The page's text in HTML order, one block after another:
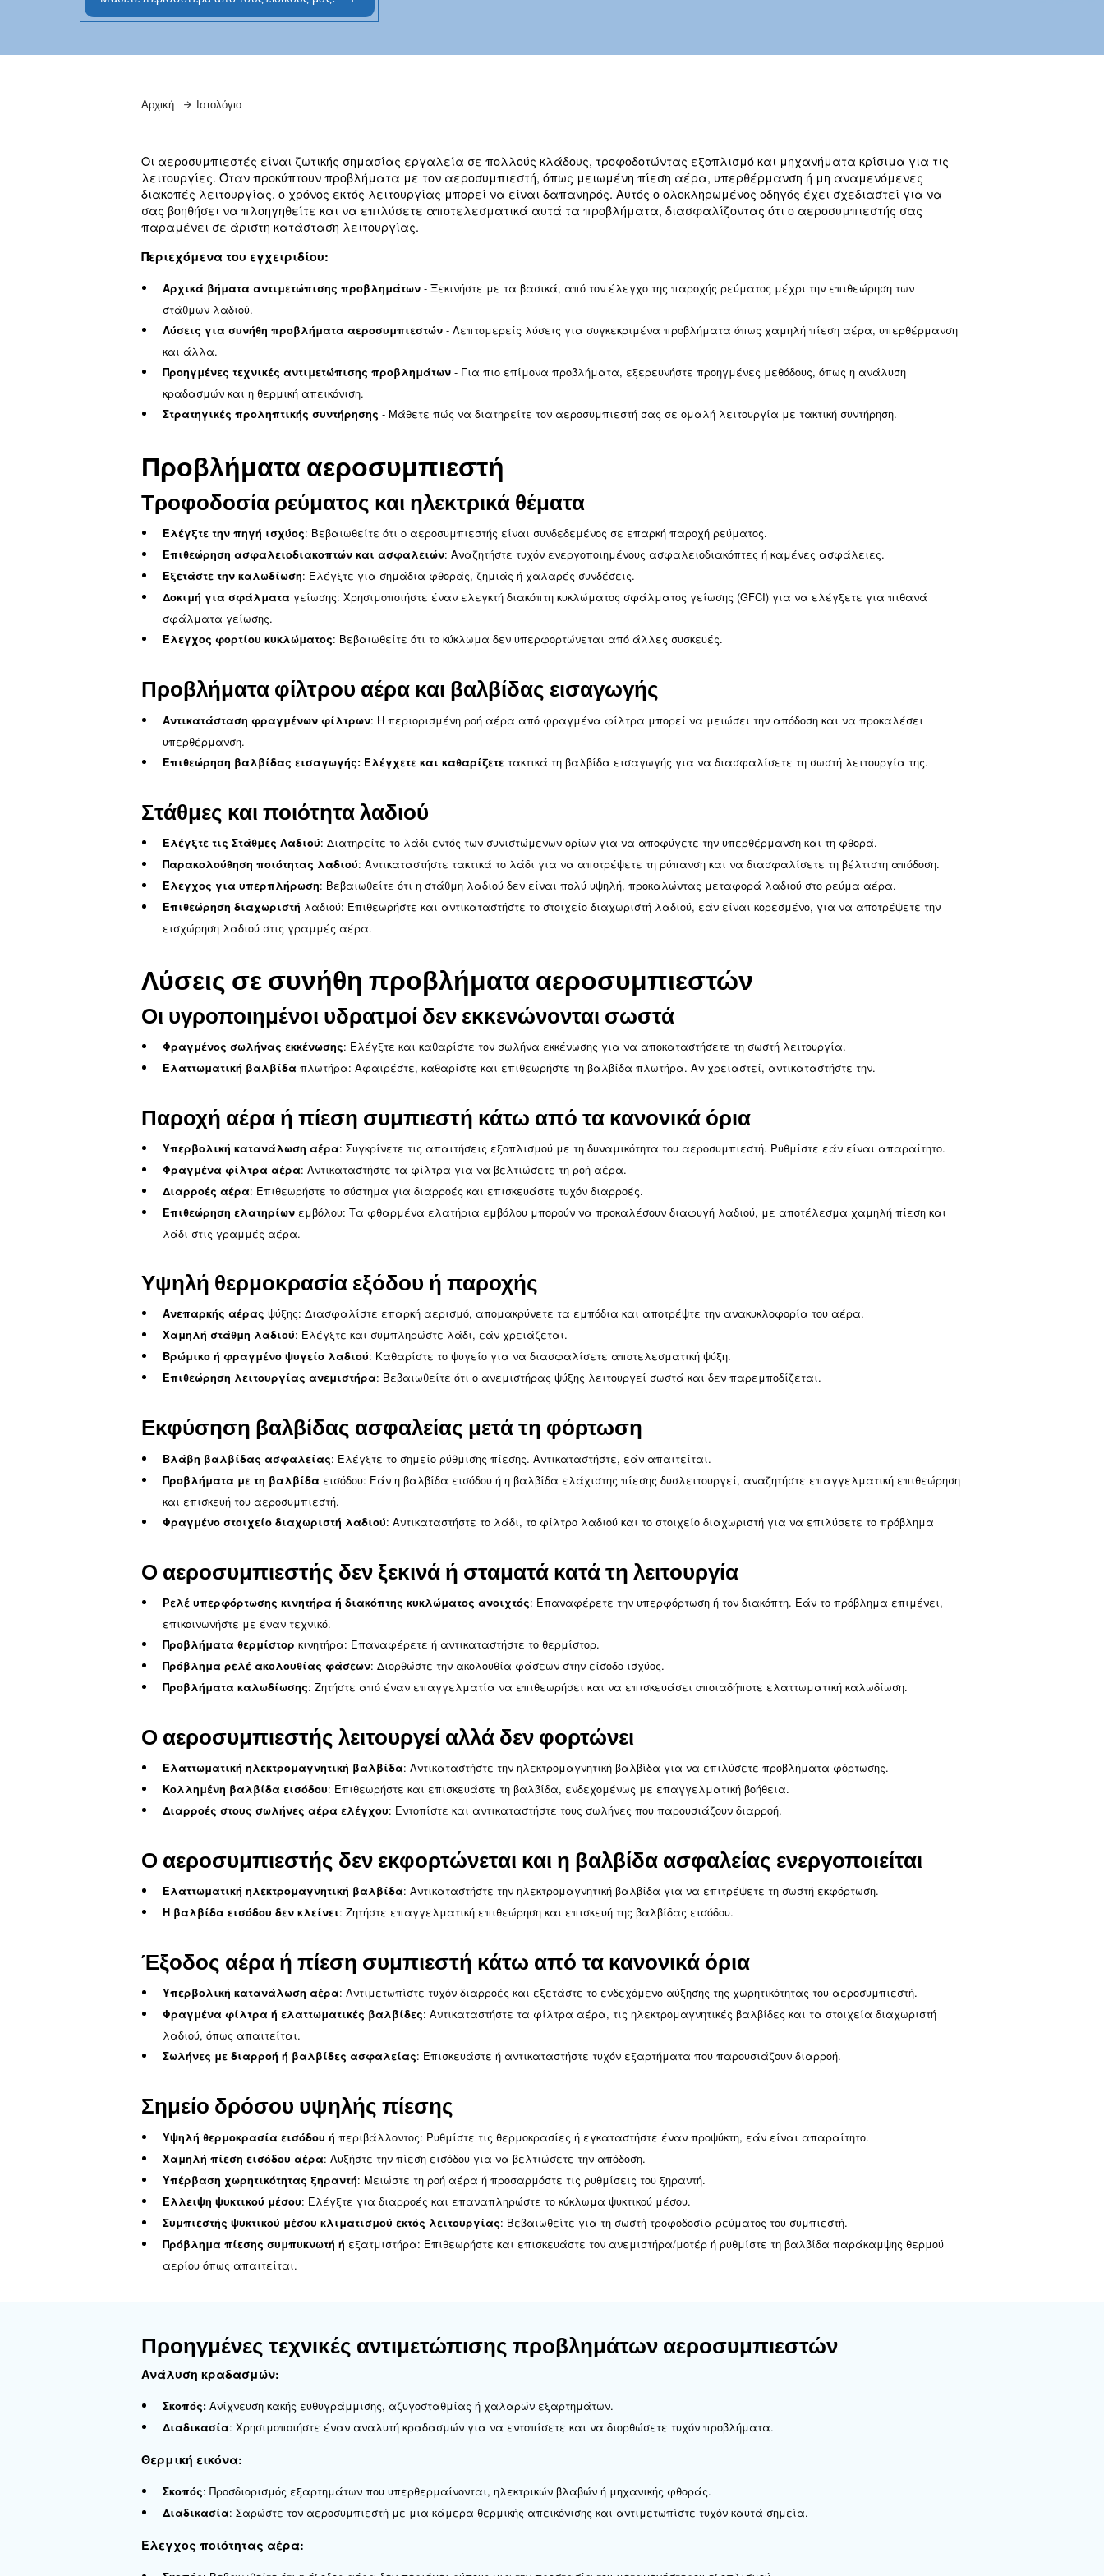
κοινών προβλημάτων
Αρχική Ιστολόγιο
Οι αεροσυμπιεστές είναι ζωτικής σημασίας εργαλεία σε πολλούς κλάδους, τροφοδοτώντας εξοπλισμό και μηχανήματα
λειτουργίες. Όταν προκύπτουν προβλήματα με τον αεροσυμπιεστή, όπως μειωμένη πίεση αέρα, υπερθέρμανση ή μη
διακοπές λειτουργίας, ο χρόνος εκτός λειτουργίας μπορεί να είναι δαπανηρός. Αυτός ο ολοκληρωμένος οδηγός έχει
σας βοηθήσει να πλοηγηθείτε και να επιλύσετε αποτελεσματικά αυτά τα προβλήματα, διασφαλίζοντας ότι ο
παραμένει σε άριστη κατάσταση λειτουργίας.
Περιεχόμενα του εγχειριδίου:
Αρχικά βήματα αντιμετώπισης προβλημάτων
στάθμων λαδιού.
Λύσεις για συνήθη προβλήματα αεροσυμπιεστών- Λεπτομερείς λύσεις για συγκεκριμένα προβλήματα όπως χαμηλή πίεση αέρα,
και άλλα.
Προηγμένες τεχνικές αντιμετώπισης προβλημάτων- Για πιο επίμονα προβλήματα, εξερευνήστε προηγμένες μεθόδους, όπως η
κραδασμών και η θερμική απεικόνιση.
Στρατηγικές προληπτικής συντήρησης - Μάθετε πώς να διατηρείτε τον αεροσυμπιεστή σας σε ομαλή λειτουργία με τακτική
Προβλήματα αεροσυμπιεστή
Τροφοδοσία ρεύματος και ηλεκτρικά θέματα
Ελέγξτε την πηγή ισχύος: Βεβαιωθείτε ότι ο αεροσυμπιεστής είναι συνδεδεμένος σε επαρκή παροχή ρεύματος.
Εξετάστε την καλωδίωση: Ελέγξτε για σημάδια φθοράς, ζημιάς ή χαλαρές συνδέσεις.
Δοκιμή για σφάλματαγείωσης: Χρησιμοποιήστε έναν ελεγκτή διακόπτη κυκλώματος σφάλματος γείωσης (GFCI) για να ελέγξετε
σφάλματα γείωσης.
Έλεγχος φορτίου κυκλώματος : Βεβαιωθείτε ότι το κύκλωμα δεν υπερφορτώνεται από άλλες συσκευές.
Αντικατάσταση φραγμένων φίλτρων : Η περιορισμένη ροή αέρα από φραγμένα φίλτρα μπορεί να μειώσει την απόδοση και να
υπερθέρμανση.
Επιθεώρηση βαλβίδας εισαγωγής: Ελέγχετε και καθαρίζετετακτικά τη βαλβίδα εισαγωγής για να διασφαλίσετε τη σωστή
Στάθμες και ποιότητα λαδιού
Ελέγξτε τις Στάθμες Λαδιού: Διατηρείτε το λάδι εντός των συνιστώμενων ορίων για να αποφύγετε την υπερθέρμανση και τη φθορά.
Παρακολούθηση ποιότητας λαδιού: Αντικαταστήστε τακτικά το λάδι για να αποτρέψετε τη ρύπανση και να διασφαλίσετε τη
Έλεγχος για υπερπλήρωση: Βεβαιωθείτε ότι η στάθμη λαδιού δεν είναι πολύ υψηλή, προκαλώντας μεταφορά λαδιού στο ρεύμα
Επιθεώρηση διαχωριστή
λαδιού: Επιθεωρήστε και αντικαταστήστε το στοιχείο διαχωριστή λαδιού, εάν είναι κορεσμένο, για να
Λύσεις σε συνήθη προβλήματα αεροσυμπιεστών
Οι υγροποιημένοι υδρατμοί δεν εκκενώνονται σωστά
Ελαττωματική βαλβίδαπλωτήρα: Αφαιρέστε, καθαρίστε και επιθεωρήστε τη βαλβίδα πλωτήρα. Αν χρειαστεί, αντικαταστήστε την.
Παροχή αέρα ή πίεση συμπιεστή κάτω από τα κανονικά όρια
Υπερβολική κατανάλωση αέρα: Συγκρίνετε τις απαιτήσεις εξοπλισμού με τη δυναμικότητα του αεροσυμπιεστή. Ρυθμίστε εάν είναι
Διαρροές αέρα: Επιθεωρήστε το σύστημα για διαρροές και επισκευάστε τυχόν διαρροές.
Επιθεώρηση ελατηρίωνεμβόλου: Τα φθαρμένα ελατήρια εμβόλου μπορούν να προκαλέσουν διαφυγή λαδιού, με αποτέλεσμα
λάδι στις γραμμές αέρα.
Υψηλή θερμοκρασία εξόδου ή παροχής
Ανεπαρκής αέραςψύξης: Διασφαλίστε επαρκή αερισμό, απομακρύνετε τα εμπόδια και αποτρέψτε την ανακυκλοφορία του αέρα.
Χαμηλή στάθμη λαδιού: Ελέγξτε και συμπληρώστε λάδι, εάν χρειάζεται.
Βρώμικο ή φραγμένο ψυγείο λαδιού: Καθαρίστε το ψυγείο για να διασφαλίσετε αποτελεσματική ψύξη.
Επιθεώρηση λειτουργίας ανεμιστήρα : Βεβαιωθείτε ότι ο ανεμιστήρας ψύξης λειτουργεί σωστά και δεν παρεμποδίζεται.
Εκφύσηση βαλβίδας ασφαλείας μετά τη φόρτωση
Βλάβη βαλβίδας ασφαλείας: Ελέγξτε το σημείο ρύθμισης πίεσης. Αντικαταστήστε, εάν απαιτείται.
και επισκευή του αεροσυμπιεστή.
Φραγμένο στοιχείο διαχωριστή λαδιού: Αντικαταστήστε το λάδι, το φίλτρο λαδιού και το στοιχείο διαχωριστή για να επιλύσετε
Ο αεροσυμπιεστής δεν ξεκινά ή σταματά κατά τη λειτουργία
Ρελέ υπερφόρτωσης κινητήρα ή διακόπτης κυκλώματος ανοιχτός
επικοινωνήστε με έναν τεχνικό.
Προβλήματα θερμίστορκινητήρα: Επαναφέρετε ή αντικαταστήστε το θερμίστορ.
Πρόβλημα ρελέ ακολουθίας φάσεων: Διορθώστε την ακολουθία φάσεων στην είσοδο ισχύος.
Προβλήματα καλωδίωσης: Ζητήστε από έναν επαγγελματία να επιθεωρήσει και να επισκευάσει οποιαδήποτε ελαττωματική
Ο αεροσυμπιεστής λειτουργεί αλλά δεν φορτώνει
Διαρροές στους σωλήνες αέρα ελέγχου: Εντοπίστε και αντικαταστήστε τους σωλήνες που παρουσιάζουν διαρροή.
Ο αεροσυμπιεστής δεν εκφορτώνεται και η βαλβίδα ασφαλείας
Ελαττωματική ηλεκτρομαγνητική βαλβίδα
Έξοδος αέρα ή πίεση συμπιεστή κάτω από τα κανονικά όρια